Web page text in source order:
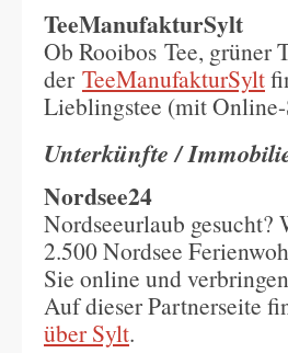
TeeManufakturSylt
Ob Rooibos Tee, grüner
der TeeManufakturSylt
Lieblingstee (mit
Unterkünfte /
Nordsee24
Nordseeurlaub gesucht?
2.500 Nordsee
Sie online und
Auf dieser Partnerseite
über Sylt.